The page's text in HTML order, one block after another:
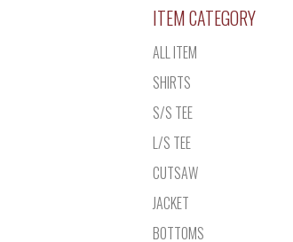
ITEM CATEGORY
ALL ITEM
SHIRTS
S/S TEE
L/S TEE
CUTSAW
JACKET
BOTTOMS